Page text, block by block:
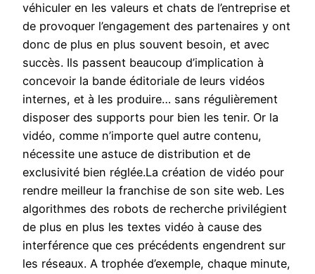
véhiculer en les valeurs et chats de l’entreprise et
de provoquer l’engagement des partenaires y ont
donc de plus en plus souvent besoin, et avec
succès. Ils passent beaucoup d’implication à
concevoir la bande éditoriale de leurs vidéos
internes, et à les produire… sans régulièrement
disposer des supports pour bien les tenir. Or la
vidéo, comme n’importe quel autre contenu,
nécessite une astuce de distribution et de
exclusivité bien réglée.La création de vidéo pour
rendre meilleur la franchise de son site web. Les
algorithmes des robots de recherche privilégient
de plus en plus les textes vidéo à cause des
interférence que ces précédents engendrent sur
les réseaux. A trophée d’exemple, chaque minute,